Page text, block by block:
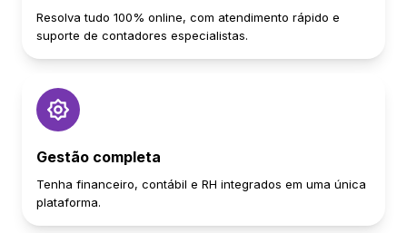
Resolva tudo 100% online, com atendimento rápido e
suporte de contadores especialistas.
Gestão completa
Tenha financeiro, contábil e RH integrados em uma única
plataforma.